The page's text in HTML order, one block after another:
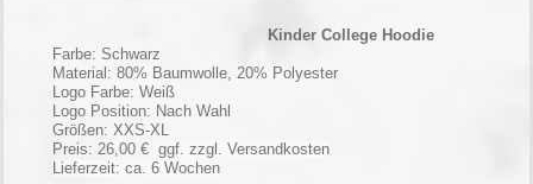
Kinder College Hoodie
Farbe: Schwarz
Material: 80% Baumwolle, 20% Polyester
Logo Farbe: Weiß
Logo Position: Nach Wahl
Größen: XXS-XL
Preis: 26,00 € ggf. zzgl. Versandkosten
Lieferzeit: ca. 6 Wochen